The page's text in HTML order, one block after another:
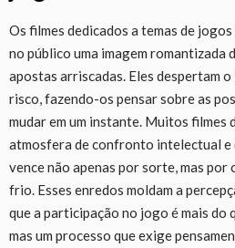
Os filmes dedicados a temas de
no público uma imagem romantizada
apostas arriscadas. Eles despertam
risco, fazendo-os pensar sobre as
mudar em um instante. Muitos filmes
atmosfera de confronto intelectual e
vence não apenas por sorte, mas por
frio. Esses enredos moldam a
que a participação no jogo é mais do
mas um processo que exige